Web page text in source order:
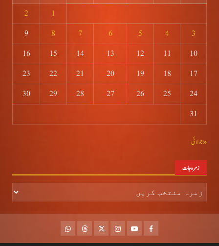
1
2
3
4
5
6
7
8
9
10
11
12
13
14
15
16
17
18
19
20
21
22
23
24
25
26
27
28
29
30
31
« جولائی
زمرہ جات
جات
Facebook
Youtube
Instagram
Twitter
Threads
whatsapp